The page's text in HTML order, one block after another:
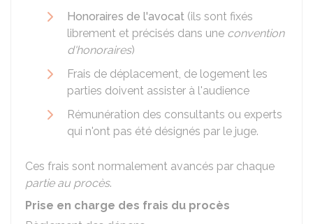
Honoraires de l'avocat (ils sont fixés
librement et précisés dans une convention
d'honoraires)
Frais de déplacement, de logement les
parties doivent assister à l'audience
Rémunération des consultants ou experts
qui n'ont pas été désignés par le juge.
Ces frais sont normalement avancés par chaque
partie au procès.
Prise en charge des frais du procès